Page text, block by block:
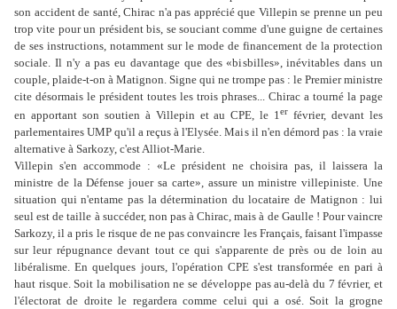
son accident de santé, Chirac n'a pas apprécié que Villepin se prenne un peu
trop vite pour un président bis, se souciant comme d'une guigne de certaines
de ses instructions, notamment sur le mode de financement de la protection
sociale. Il n'y a pas eu davantage que des «bisbilles», inévitables dans un
couple, plaide-t-on à Matignon. Signe qui ne trompe pas : le Premier ministre
cite désormais le président toutes les trois phrases... Chirac a tourné la page
en apportant son soutien à Villepin et au CPE, le 1er février, devant les
parlementaires UMP qu'il a reçus à l'Elysée. Mais il n'en démord pas : la vraie
alternative à Sarkozy, c'est Alliot-Marie.
Villepin s'en accommode : «Le président ne choisira pas, il laissera la
ministre de la Défense jouer sa carte», assure un ministre villepiniste. Une
situation qui n'entame pas la détermination du locataire de Matignon : lui
seul est de taille à succéder, non pas à Chirac, mais à de Gaulle ! Pour vaincre
Sarkozy, il a pris le risque de ne pas convaincre les Français, faisant l'impasse
sur leur répugnance devant tout ce qui s'apparente de près ou de loin au
libéralisme. En quelques jours, l'opération CPE s'est transformée en pari à
haut risque. Soit la mobilisation ne se développe pas au-delà du 7 février, et
l'électorat de droite le regardera comme celui qui a osé. Soit la grogne